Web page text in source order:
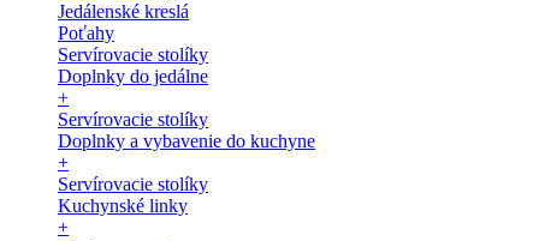
Jedálenské kreslá
Poťahy
Servírovacie stolíky
Doplnky do jedálne
+
Servírovacie stolíky
Doplnky a vybavenie do kuchyne
+
Servírovacie stolíky
Kuchynské linky
+